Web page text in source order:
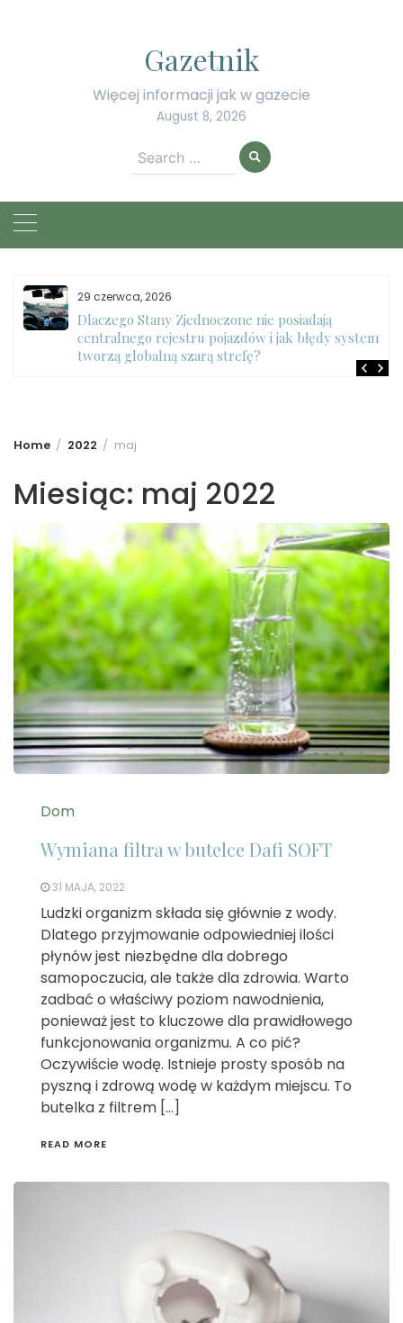
Gazetnik
Więcej informacji jak w gazecie
August 8, 2026
Search
for:
29 czerwca, 2026
Dlaczego Stany Zjednoczone nie posiadają
centralnego rejestru pojazdów i jak błędy systemu
tworzą globalną szarą strefę?
Home 2022 maj
Miesiąc: maj 2022
Dom
Wymiana filtra w butelce Dafi SOFT
31 MAJA, 2022
Ludzki organizm składa się głównie z wody.
Dlatego przyjmowanie odpowiedniej ilości
płynów jest niezbędne dla dobrego
samopoczucia, ale także dla zdrowia. Warto
zadbać o właściwy poziom nawodnienia,
ponieważ jest to kluczowe dla prawidłowego
funkcjonowania organizmu. A co pić?
Oczywiście wodę. Istnieje prosty sposób na
pyszną i zdrową wodę w każdym miejscu. To
butelka z filtrem […]
READ MORE